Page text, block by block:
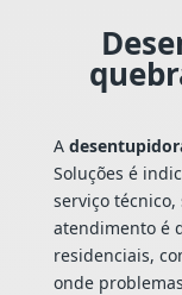
A
Soluções é
serviço
atendimento é
residenciais,
onde